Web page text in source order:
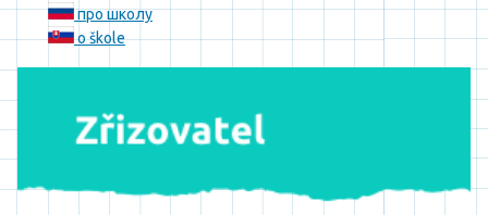
про школу
o škole